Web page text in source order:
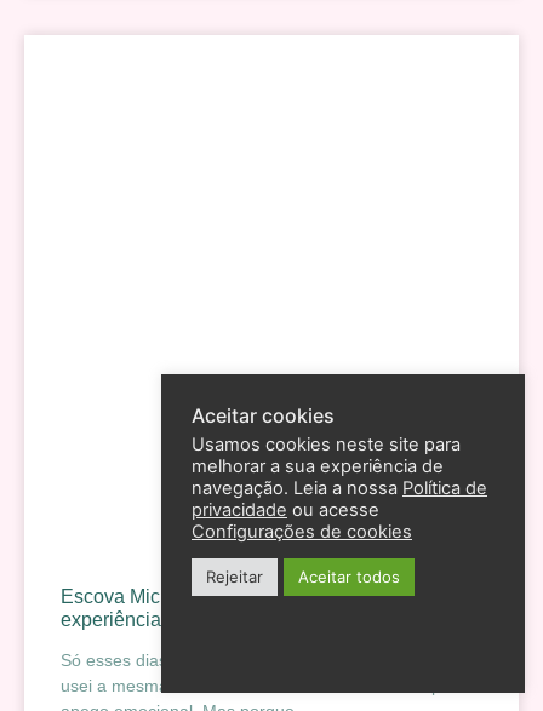
Escova Michel Mercier vale a pena? Minha
experiência após 10 anos
Só esses dias me dei conta que, durante dez anos, eu
usei a mesma marca de escova de cabelo. Não por
Aceitar cookies
Usamos cookies neste site para
melhorar a sua experiência de
navegação. Leia a nossa Política de
privacidade ou acesse
Configurações de cookies
Rejeitar Aceitar todos